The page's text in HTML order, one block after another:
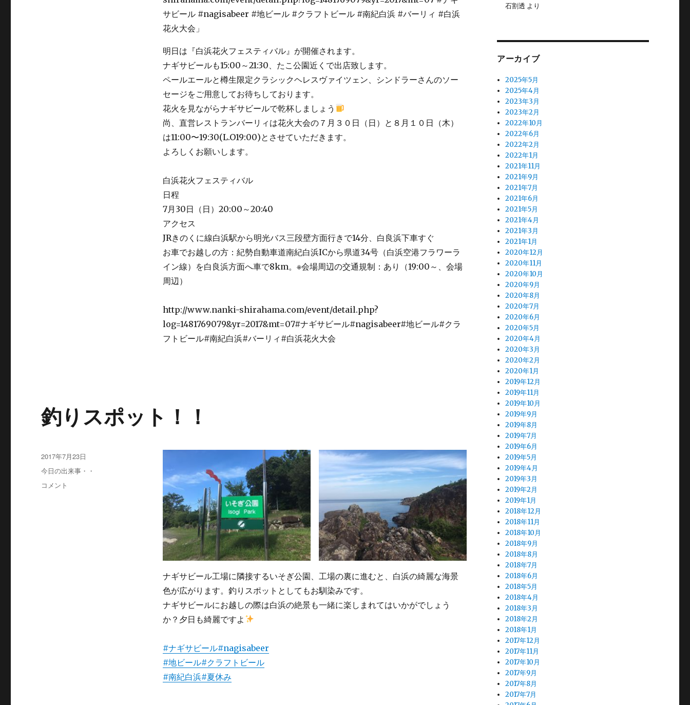
明日は『白浜花火フェスティバル』が開催されます。
ナギサビールも15:00～21:30、たこ公園近くで出店致します。
ペールエールと樽生限定クラシックヘレスヴァイツェン、シンドラーさんのソー
セージをご用意してお待ちしております。
花火を見ながらナギサビールで乾杯しましょう
尚、直営レストランバーリィは花火大会の７月３０日（日）と８月１０日（木）
は11:00〜19:30(L.O19:00)とさせていただきます。
よろしくお願いします。
白浜花火フェスティバル
日程
7月30日（日）20:00～20:40
アクセス
JRきのくに線白浜駅から明光バス三段壁方面行きで14分、白良浜下車すぐ
お車でお越しの方：紀勢自動車道南紀白浜ICから県道34号（白浜空港フラワーラ
イン線）を白良浜方面へ車で8km。※会場周辺の交通規制：あり（19:00～、会場
周辺）
http://www.nanki-shirahama.com/event/detail.php?
log=1481769079&yr=2017&mt=07#ナギサビール#nagisabeer#地ビール#クラ
フトビール#南紀白浜#バーリィ#白浜花火大会
釣りスポット！！
ナギサビール工場に隣接するいそぎ公園、工場の裏に進むと、白浜の綺麗な海景
色が広がります。釣りスポットとしてもお馴染みです。
ナギサビールにお越しの際は白浜の絶景も一緒に楽しまれてはいかがでしょう
か？夕日も綺麗ですよ
#ナギサビール#nagisabeer
#地ビール#クラフトビール
#南紀白浜#夏休み
投
稿
日:
2017年7月23日
カ
ゴ
今日の出来事・・
釣
コメント
石割透 より
アーカイブ
2025年5月
2025年4月
2023年3月
2023年2月
2022年10月
2022年6月
2022年2月
2022年1月
2021年11月
2021年9月
2021年7月
2021年6月
2021年5月
2021年4月
2021年3月
2021年1月
2020年12月
2020年11月
2020年10月
2020年9月
2020年8月
2020年7月
2020年6月
2020年5月
2020年4月
2020年3月
2020年2月
2020年1月
2019年12月
2019年11月
2019年10月
2019年9月
2019年8月
2019年7月
2019年6月
2019年5月
2019年4月
2019年3月
2019年2月
2019年1月
2018年12月
2018年11月
2018年10月
2018年9月
2018年8月
2018年7月
2018年6月
2018年5月
2018年4月
2018年3月
2018年2月
2018年1月
2017年12月
2017年11月
2017年10月
2017年9月
2017年8月
2017年7月